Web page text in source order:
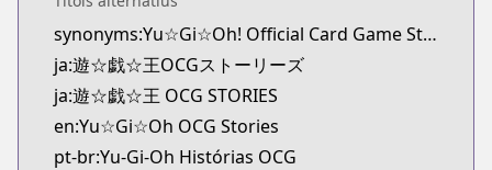
MangaUpdates
https://www.mangaupdates.com/
Book☆Walker
Book☆Walker
https://bookwalker.jp/series/384244/list
synonyms:Yu☆Gi☆Oh! Official Card Game Stories
ja:遊☆戯☆王OCGストーリーズ
ja:遊☆戯☆王 OCG STORIES
en:Yu☆Gi☆Oh OCG Stories
pt-br:Yu-Gi-Oh Histórias OCG